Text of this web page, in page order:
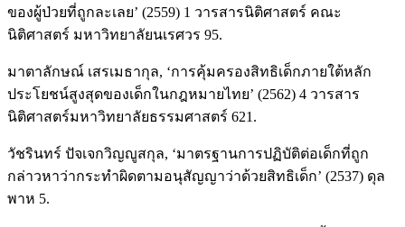
ของผู้ป่วยที่ถูกละเลย’ (2559) 1 วารสารนิติศาสตร์ คณะ
นิติศาสตร์ มหาวิทยาลัยนเรศวร 95.
มาตาลักษณ์ เสรเมธากุล, ‘การคุ้มครองสิทธิเด็กภายใต้หลัก
ประโยชน์สูงสุดของเด็กในกฎหมายไทย’ (2562) 4 วารสาร
นิติศาสตร์มหาวิทยาลัยธรรมศาสตร์ 621.
วัชรินทร์ ปัจเจกวิญญูสกุล, ‘มาตรฐานการปฏิบัติต่อเด็กที่ถูก
กล่าวหาว่ากระทำผิดตามอนุสัญญาว่าด้วยสิทธิเด็ก’ (2537) ดุล
พาห 5.